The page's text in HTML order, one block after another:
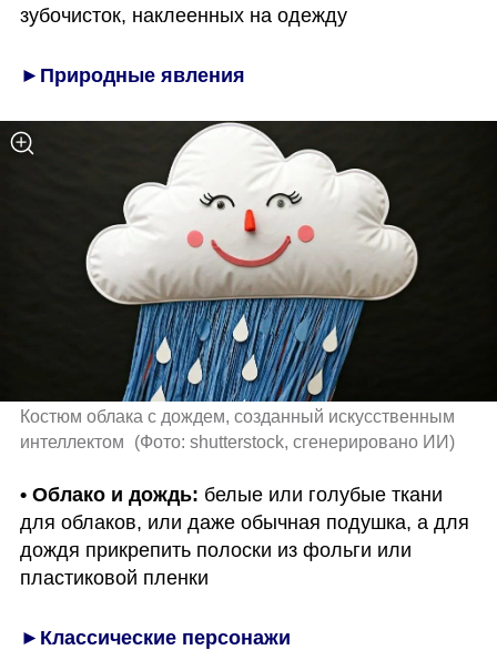
зубочисток, наклеенных на одежду
►Природные явления
Костюм облака с дождем, созданный искусственным
интеллектом
(Фото: shutterstock, сгенерировано ИИ)
• Облако и дождь: белые или голубые ткани
для облаков, или даже обычная подушка, а для
дождя прикрепить полоски из фольги или
пластиковой пленки
►Классические персонажи